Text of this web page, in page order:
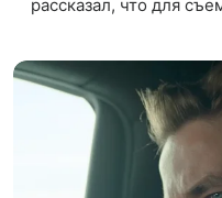
рассказал, что для